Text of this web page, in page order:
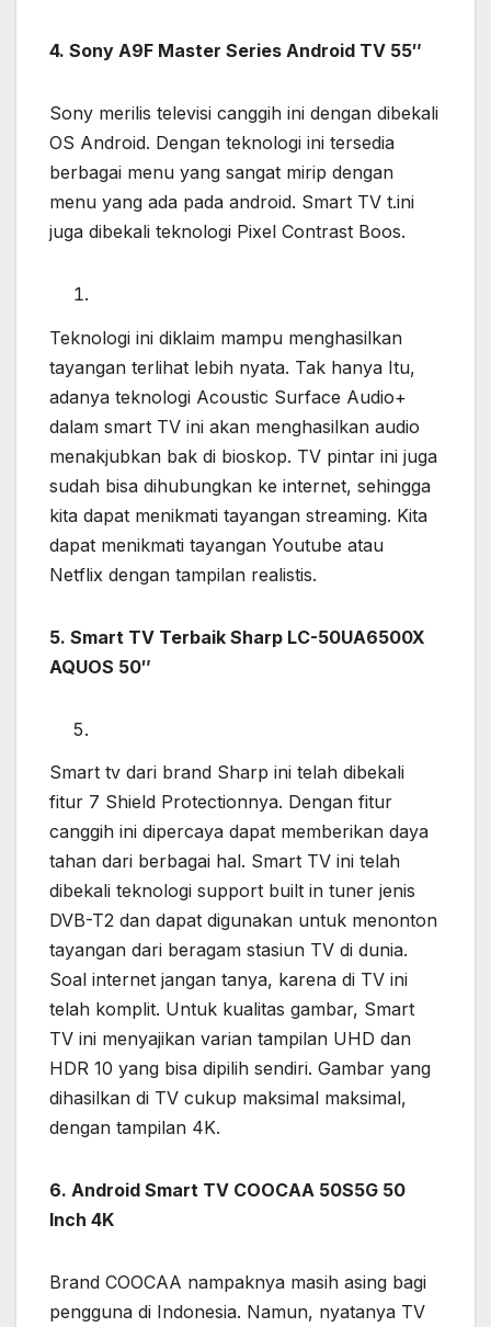
4. Sony A9F Master Series Android TV 55″
Sony merilis televisi canggih ini dengan dibekali
OS Android. Dengan teknologi ini tersedia
berbagai menu yang sangat mirip dengan
menu yang ada pada android. Smart TV t.ini
juga dibekali teknologi Pixel Contrast Boos.
Teknologi ini diklaim mampu menghasilkan
tayangan terlihat lebih nyata. Tak hanya Itu,
adanya teknologi Acoustic Surface Audio+
dalam smart TV ini akan menghasilkan audio
menakjubkan bak di bioskop. TV pintar ini juga
sudah bisa dihubungkan ke internet, sehingga
kita dapat menikmati tayangan streaming. Kita
dapat menikmati tayangan Youtube atau
Netflix dengan tampilan realistis.
5. Smart TV Terbaik Sharp LC-50UA6500X
AQUOS 50″
Smart tv dari brand Sharp ini telah dibekali
fitur 7 Shield Protectionnya. Dengan fitur
canggih ini dipercaya dapat memberikan daya
tahan dari berbagai hal. Smart TV ini telah
dibekali teknologi support built in tuner jenis
DVB-T2 dan dapat digunakan untuk menonton
tayangan dari beragam stasiun TV di dunia.
Soal internet jangan tanya, karena di TV ini
telah komplit. Untuk kualitas gambar, Smart
TV ini menyajikan varian tampilan UHD dan
HDR 10 yang bisa dipilih sendiri. Gambar yang
dihasilkan di TV cukup maksimal maksimal,
dengan tampilan 4K.
6. Android Smart TV COOCAA 50S5G 50
Inch 4K
Brand COOCAA nampaknya masih asing bagi
pengguna di Indonesia. Namun, nyatanya TV